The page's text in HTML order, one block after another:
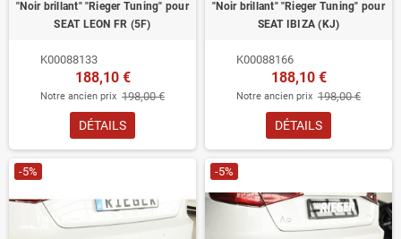
"Noir brillant" "Rieger Tuning" pour
SEAT LEON FR (5F)
K00088133
188,10 €
Notre ancien prix 198,00 €
DÉTAILS
"Noir brillant" "Rieger Tuning" pour
SEAT IBIZA (KJ)
K00088166
188,10 €
Notre ancien prix 198,00 €
DÉTAILS
-5% -5%